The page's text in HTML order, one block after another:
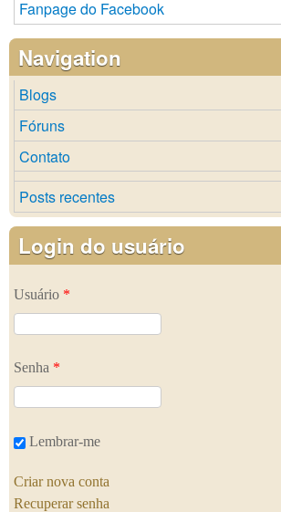
Fanpage do Facebook
Navigation
Blogs
Fóruns
Contato
Posts recentes
Login do usuário
Usuário *
Senha *
Lembrar-me
Criar nova conta
Recuperar senha